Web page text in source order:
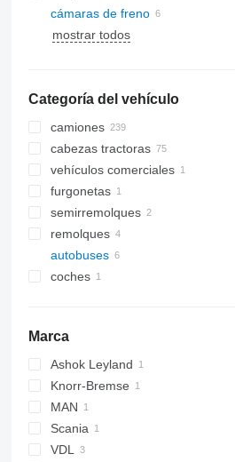
cámaras de freno
mostrar todos
Categoría del vehículo
camiones
cabezas tractoras
vehículos comerciales
furgonetas
semirremolques
remolques
autobuses
coches
Marca
Ashok Leyland
Knorr-Bremse
MAN
Lion's series
Scania
VDL